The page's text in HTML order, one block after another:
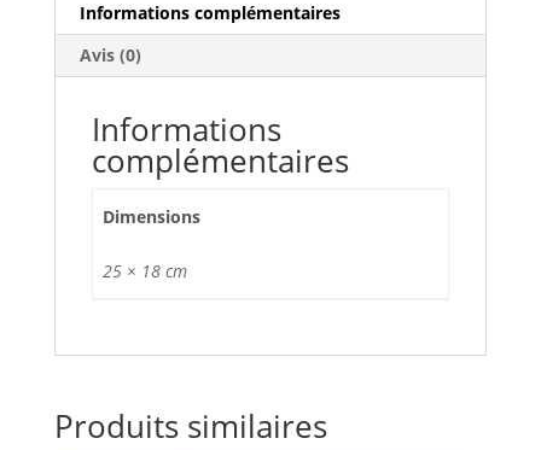
Informations complémentaires
Avis (0)
Informations
complémentaires
Dimensions
25 × 18 cm
Produits similaires